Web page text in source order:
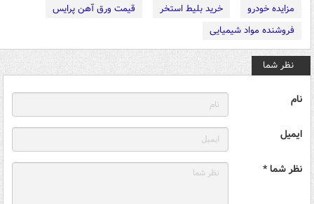
مزایده خودرو
خرید بلیط استخر
قیمت ورق آهن پرایس
فروشنده مواد شیمیایی
نظر شما
نام
ایمیل
نظر شما *